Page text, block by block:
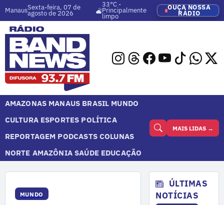
ManausSexta-feira, 07 de
agosto de 2026
33°C -
Principalmente
limpo
OUÇA NOSSA
RÁDIO
AMAZONAS MANAUS BRASIL MUNDO
CULTURA ESPORTES POLÍTICA
REPORTAGEM PODCASTS COLUNAS
NORTE AMAZÔNIA SAÚDE EDUCAÇÃO
MAIS LIDAS →
MUNDO
ÚLTIMAS
NOTÍCIAS